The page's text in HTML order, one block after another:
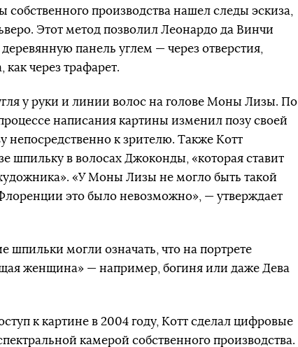
производства нашел следы эскиза,
Этот метод позволил Леонардо да Винчи
панель углем — через отверстия,
через трафарет.
у руки и линии волос на голове Моны Лизы. По
написания картины изменил позу своей
непосредственно к зрителю. Также Котт
шпильку в волосах Джоконды, «которая ставит
«У Моны Лизы не могло быть такой
это было невозможно», — утверждает
шпильки могли означать, что на портрете
женщина» — например, богиня или даже Дева
к картине в 2004 году, Котт сделал цифровые
камерой собственного производства.